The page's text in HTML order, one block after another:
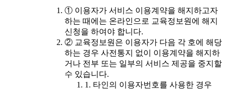
① 이용자가 서비스 이용계약을 해지하고자
하는 때에는 온라인으로 교육정보원에 해지
신청을 하여야 합니다.
② 교육정보원은 이용자가 다음 각 호에 해당
하는 경우 사전통지 없이 이용계약을 해지하
거나 전부 또는 일부의 서비스 제공을 중지할
수 있습니다.
1. 타인의 이용자번호를 사용한 경우